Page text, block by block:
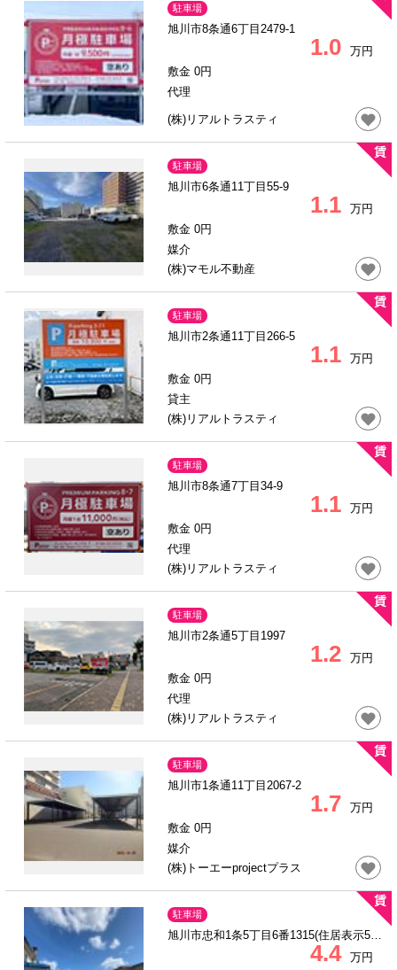
駐車場
旭川市8条通6丁目2479-1
1.0
万円
敷金 0円
代理
(株)リアルトラスティ
駐車場
旭川市6条通11丁目55-9
1.1
万円
敷金 0円
媒介
(株)マモル不動産
駐車場
旭川市2条通11丁目266-5
1.1
万円
敷金 0円
貸主
(株)リアルトラスティ
駐車場
旭川市8条通7丁目34-9
1.1
万円
敷金 0円
代理
(株)リアルトラスティ
駐車場
旭川市2条通5丁目1997
1.2
万円
敷金 0円
代理
(株)リアルトラスティ
駐車場
旭川市1条通11丁目2067-2
1.7
万円
敷金 0円
媒介
(株)トーエーprojectプラス
駐車場
旭川市忠和1条5丁目6番1315(住居表示5番
4.4 万円